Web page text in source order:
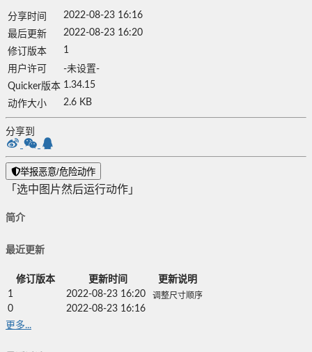
分享时间
2022-08-23 16:16
最后更新
2022-08-23 16:20
修订版本
1
用户许可
-未设置-
Quicker版本 1.34.15
动作大小
2.6 KB
分享到
举报恶意/危险动作
「选中图片然后运行动作」
简介
最近更新
修订版本 更新时间
更新说明
1
2022-08-23 16:20 调整尺寸顺序
0
2022-08-23 16:16
更多...